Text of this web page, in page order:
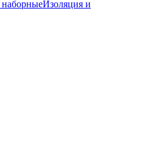
наборныеИзоляция и